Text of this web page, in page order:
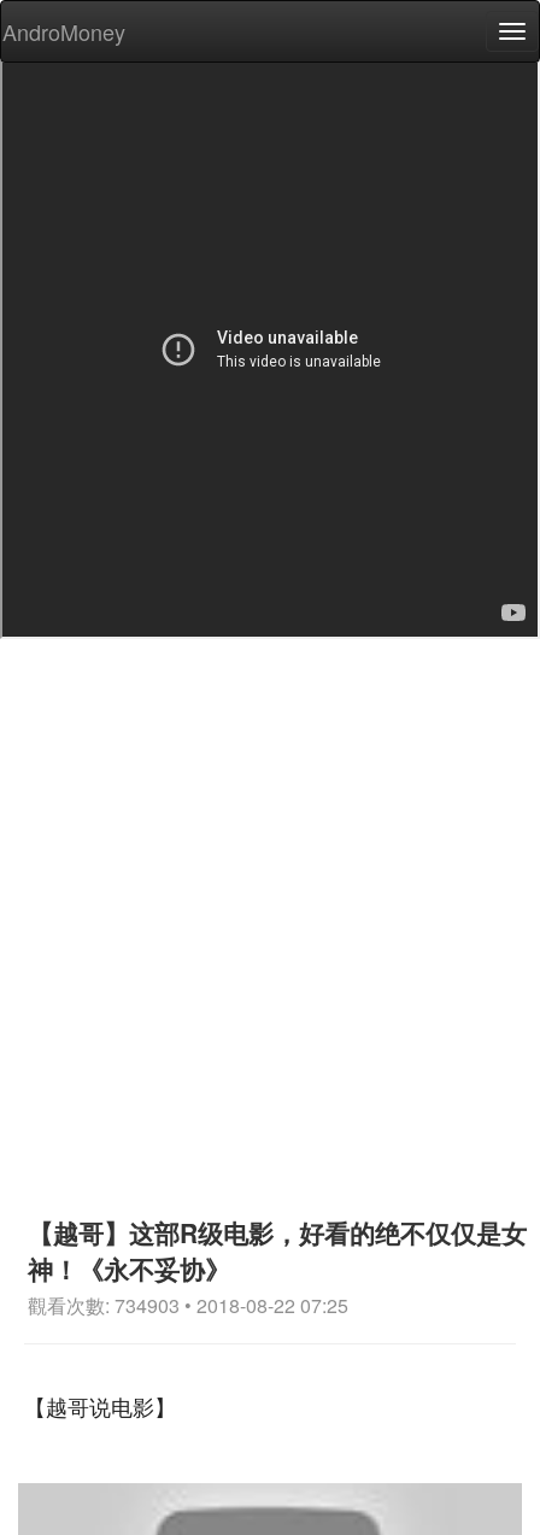
AndroMoney
【越哥】这部R级电影，好看的绝不仅仅是女
神！《永不妥协》
觀看次數: 734903 • 2018-08-22 07:25
【越哥说电影】